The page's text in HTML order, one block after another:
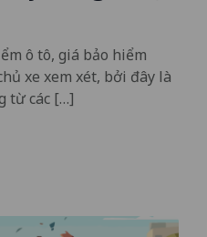
ô tô, giá bảo hiểm
xe xem xét, bởi đây là
từ các […]